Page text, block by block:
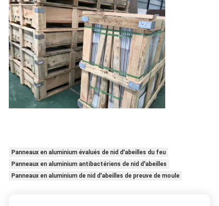
Panneaux en aluminium évalués de nid d'abeilles du feu
Panneaux en aluminium antibactériens de nid d'abeilles
Panneaux en aluminium de nid d'abeilles de preuve de moule